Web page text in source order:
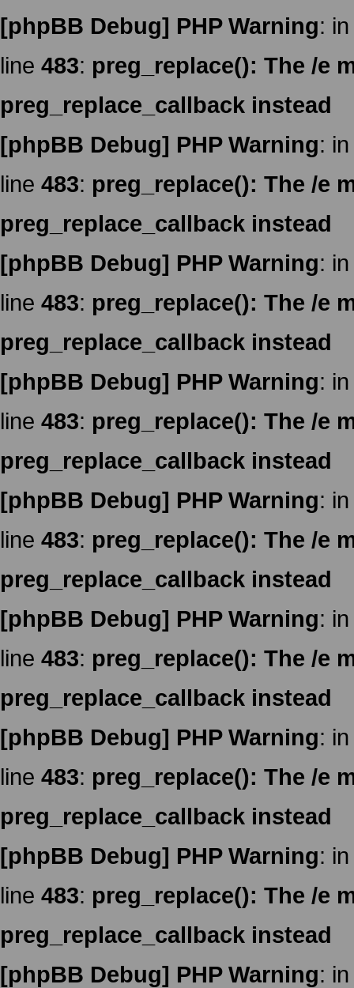
[phpBB Debug] PHP Warning:
line 483: preg_replace(): The /e
preg_replace_callback instead
[phpBB Debug] PHP Warning:
line 483: preg_replace(): The /e
preg_replace_callback instead
[phpBB Debug] PHP Warning:
line 483: preg_replace(): The /e
preg_replace_callback instead
[phpBB Debug] PHP Warning:
line 483: preg_replace(): The /e
preg_replace_callback instead
[phpBB Debug] PHP Warning:
line 483: preg_replace(): The /e
preg_replace_callback instead
[phpBB Debug] PHP Warning:
line 483: preg_replace(): The /e
preg_replace_callback instead
[phpBB Debug] PHP Warning:
line 483: preg_replace(): The /e
preg_replace_callback instead
[phpBB Debug] PHP Warning:
line 483: preg_replace(): The /e
preg_replace_callback instead
[phpBB Debug] PHP Warning: